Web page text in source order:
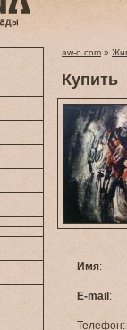
aw-o.com »
Купить
Имя:
E-mail :
Телефон: